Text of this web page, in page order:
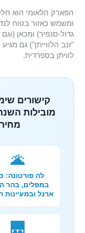
הפארק הלאומי הוא
ומשמש כאזור בטוח
גדול-סנפיר) ומכאן
לוויתן בספרדית.
קישורים
מובילות
🌋
לה פורטונה:
במפלים, בהר
ארנל ובמעיינות
🌉